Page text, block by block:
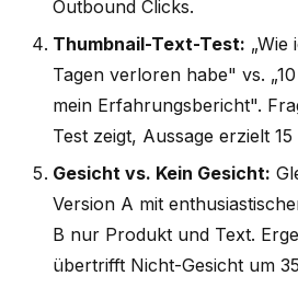
Outbound Clicks.
Thumbnail-Text-Test: „Wie
Tagen verloren habe" vs.
mein Erfahrungsbericht".
Test zeigt, Aussage erzielt
Gesicht vs. Kein Gesicht:
Version A mit
B nur Produkt und Text.
übertrifft Nicht-Gesicht um